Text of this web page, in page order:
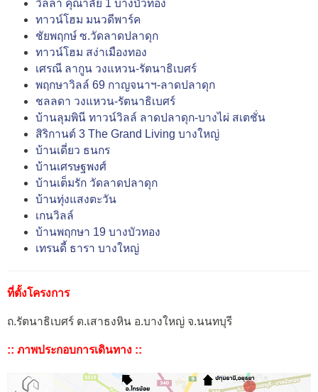
วิลล่า คุณาลัย 1 บางบัวทอง
ทาวน์โฮม มนวดีพาร์ค
ชัยพฤกษ์ ซ.วัดลาดปลาดุก
ทาวน์โฮม สง่าเมืองทอง
เศรณี ลากูน วงแหวน-รัตนาธิเบศร์
พฤกษาวิลล์ 69 กาญจนาฯ-ลาดปลาดุก
ชลลดา วงแหวน-รัตนาธิเบศร์
บ้านลุมพินี ทาวน์วิลล์ ลาดปลาดุก-บางไผ่ สเตชั่น
สิริกานต์ 3 The Grand Living บางใหญ่
บ้านเดี่ยว ธนกร
บ้านเศรษฐพงศ์
บ้านเต็มรัก วัดลาดปลาดุก
บ้านทุ่งแสงตะวัน
เกนวิลล์
บ้านพฤกษา 19 บางบัวทอง
เทรนดี้ ธารา บางใหญ่
ที่ตั้งโครงการ
ถ.รัตนาธิเบศร์ ต.เสาธงหิน อ.บางใหญ่ จ.นนทบุรี
:: ภาพประกอบการเดินทาง ::